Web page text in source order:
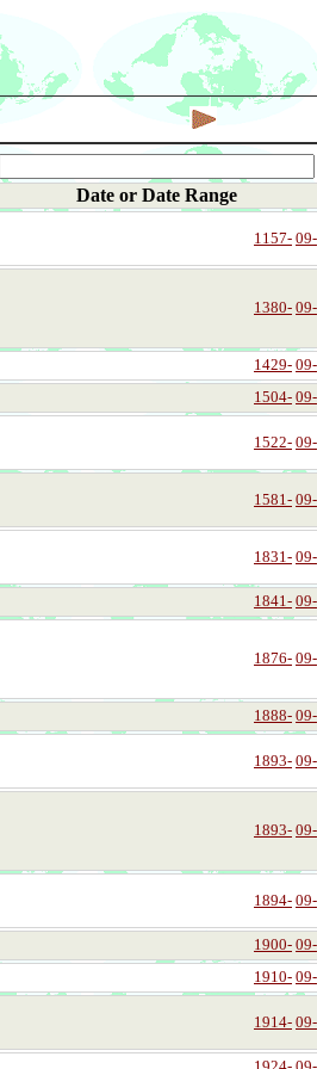
Date or Date Range
1157- 09-
1380- 09-
1429- 09-
1504- 09-
1522- 09-
1581- 09-
1831- 09-
1841- 09-
1876- 09-
1888- 09-
1893- 09-
1893- 09-
1894- 09-
1900- 09-
1910- 09-
1914- 09-